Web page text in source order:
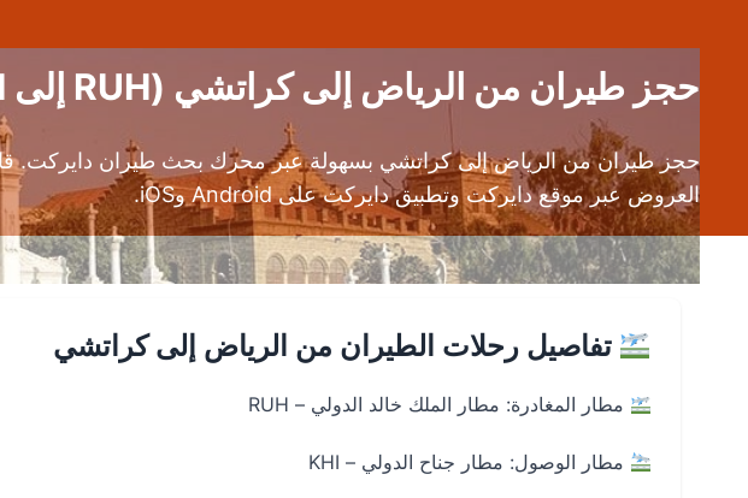
حجز طيران من الرياض إلى كراتشي (RUH إلى KHI) | قارن الأسعار
حجز طيران من الرياض إلى كراتشي بسهولة عبر محرك بحث طيران دايركت.
العروض عبر موقع دايركت وتطبيق دايركت على Android وiOS.
تفاصيل رحلات الطيران من الرياض إلى كراتشي
مطار المغادرة: مطار الملك خالد الدولي – RUH
مطار الوصول: مطار جناح الدولي – KHI